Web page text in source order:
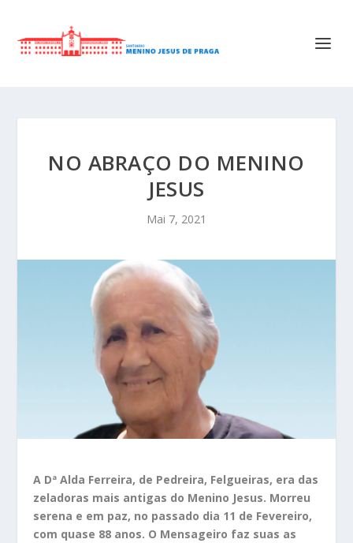
NO ABRAÇO DO MENINO
JESUS
Mai 7, 2021
A Dª Alda Ferreira, de Pedreira, Felgueiras, era das
zeladoras mais antigas do Menino Jesus. Morreu
serena e em paz, no passado dia 11 de Fevereiro,
com quase 88 anos. O Mensageiro faz suas as